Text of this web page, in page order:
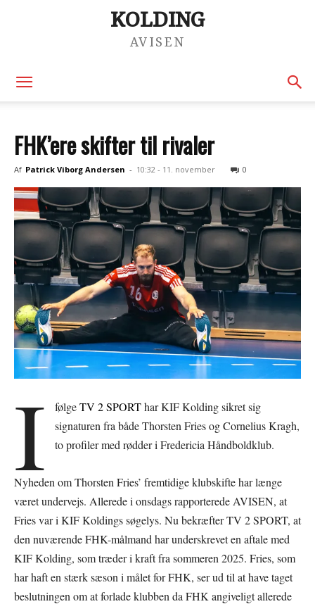
KOLDING
AVISEN
FHK’ere skifter til rivaler
Af Patrick Viborg Andersen - 10:32 - 11. november 0
I følgeTV 2 SPORThar KIF Kolding sikret sig
signaturen fra både Thorsten Fries og Cornelius Kragh,
to profiler med rødder i Fredericia Håndboldklub.
Nyheden om Thorsten Fries’ fremtidige klubskifte har længe
været undervejs. Allerede i onsdags rapporterede AVISEN, at
Fries var i KIF Koldings søgelys. Nu bekræfter TV 2 SPORT, at
den nuværende FHK-målmand har underskrevet en aftale med
KIF Kolding, som træder i kraft fra sommeren 2025. Fries, som
har haft en stærk sæson i målet for FHK, ser ud til at have taget
beslutningen om at forlade klubben da FHK angiveligt allerede